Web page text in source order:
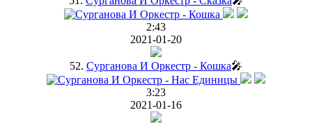
2:43
2021-01-20
52. Сурганова И Оркестр - Кошка🎤
3:23
2021-01-16